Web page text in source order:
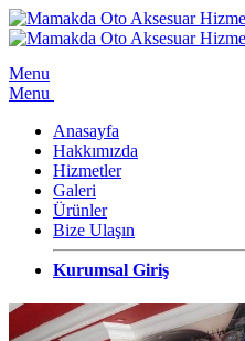
Menu
Menu
Anasayfa
Hakkımızda
Hizmetler
Galeri
Ürünler
Bize Ulaşın
Kurumsal Giriş